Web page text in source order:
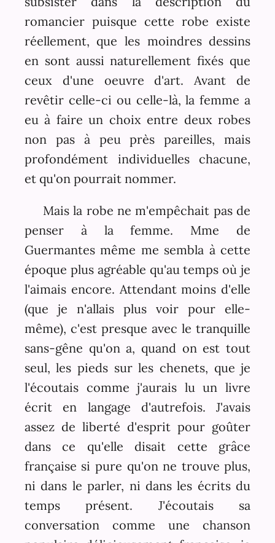
romancier puisque cette robe existe
réellement, que les moindres dessins
en sont aussi naturellement fixés que
ceux d'une oeuvre d'art. Avant de
revêtir celle-ci ou celle-là, la femme a
eu à faire un choix entre deux robes
non pas à peu près pareilles, mais
profondément individuelles chacune,
et qu'on pourrait nommer.
Mais la robe ne m'empêchait pas de
penser à la femme. Mme de
Guermantes même me sembla à cette
époque plus agréable qu'au temps où je
l'aimais encore. Attendant moins d'elle
(que je n'allais plus voir pour elle-
même), c'est presque avec le tranquille
sans-gêne qu'on a, quand on est tout
seul, les pieds sur les chenets, que je
l'écoutais comme j'aurais lu un livre
écrit en langage d'autrefois. J'avais
assez de liberté d'esprit pour goûter
dans ce qu'elle disait cette grâce
française si pure qu'on ne trouve plus,
ni dans le parler, ni dans les écrits du
temps présent. J'écoutais sa
conversation comme une chanson